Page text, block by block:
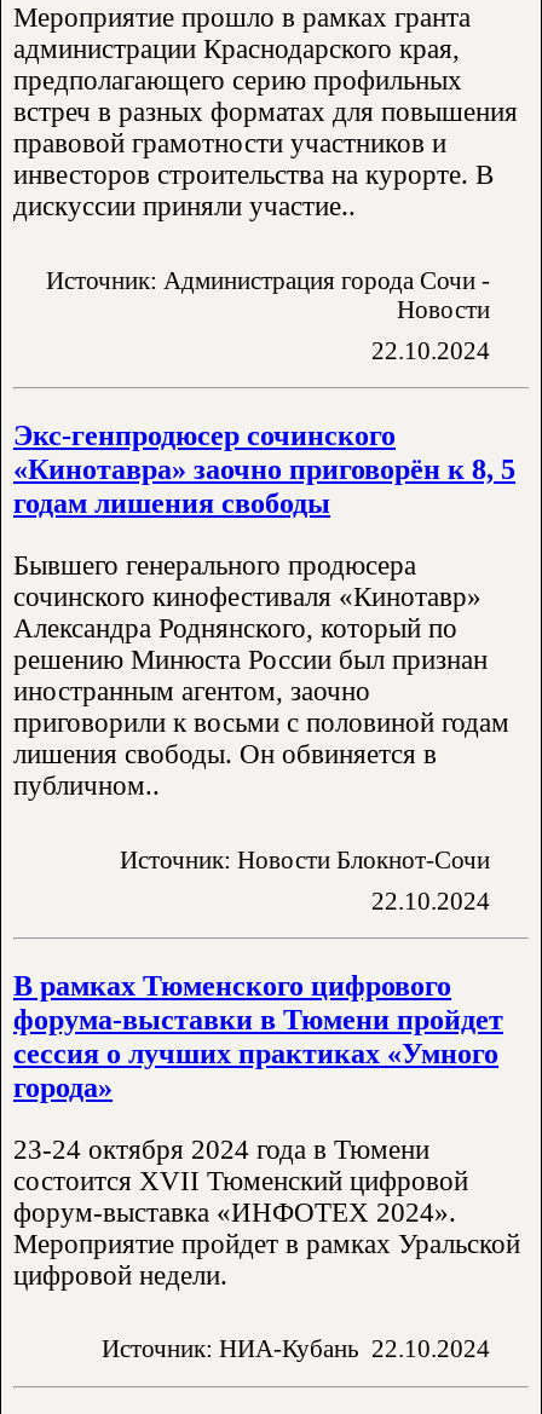
Мероприятие прошло в рамках гранта
администрации Краснодарского края,
предполагающего серию профильных
встреч в разных форматах для повышения
правовой грамотности участников и
инвесторов строительства на курорте. В
дискуссии приняли участие..
Источник: Администрация города Сочи -
Новости
22.10.2024
Экс-генпродюсер сочинского
«Кинотавра» заочно приговорён к 8, 5
годам лишения свободы
Бывшего генерального продюсера
сочинского кинофестиваля «Кинотавр»
Александра Роднянского, который по
решению Минюста России был признан
иностранным агентом, заочно
приговорили к восьми с половиной годам
лишения свободы. Он обвиняется в
публичном..
Источник: Новости Блокнот-Сочи
22.10.2024
В рамках Тюменского цифрового
форума-выставки в Тюмени пройдет
сессия о лучших практиках «Умного
города»
23-24 октября 2024 года в Тюмени
состоится XVII Тюменский цифровой
форум-выставка «ИНФОТЕХ 2024».
Мероприятие пройдет в рамках Уральской
цифровой недели.
Источник: НИА-Кубань 22.10.2024